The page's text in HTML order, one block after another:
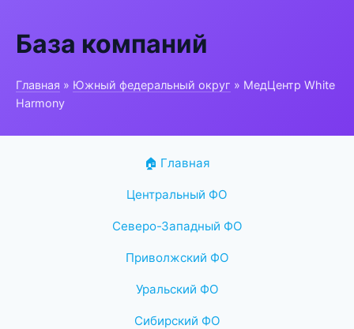
База компаний
Главная » Южный федеральный округ » МедЦентр White
Harmony
🏠 Главная
Центральный ФО
Северо-Западный ФО
Приволжский ФО
Уральский ФО
Сибирский ФО